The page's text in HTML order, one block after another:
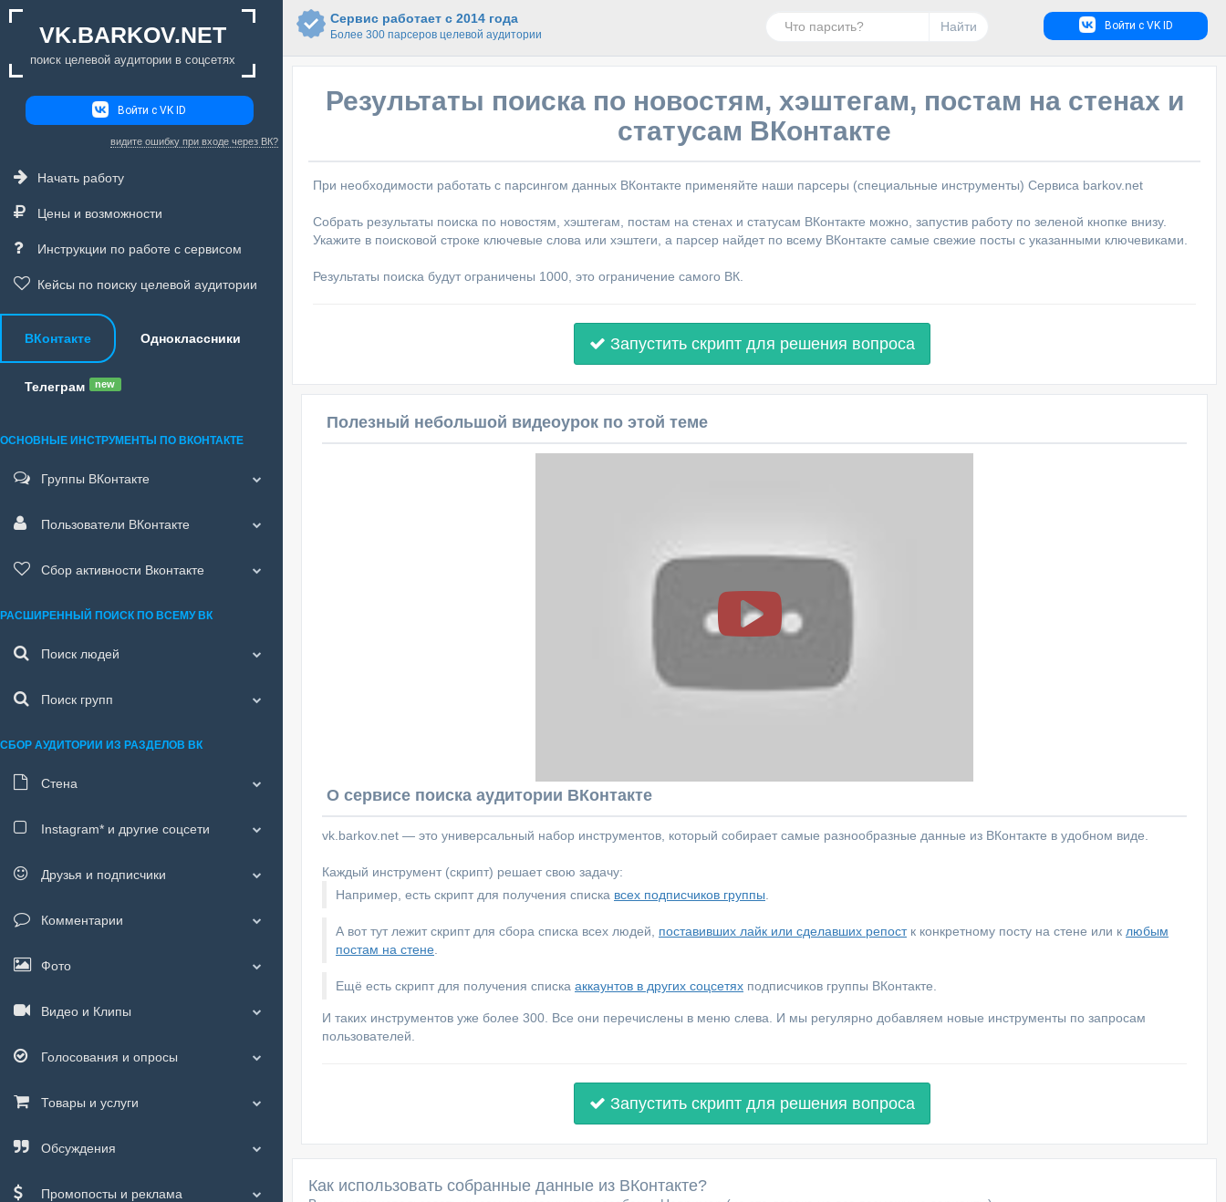
Сервис работает с 2014 года
Более 300 парсеров целевой аудитории
Войти с VK ID
Найти
Результаты поиска по новостям, хэштегам, постам на стенах и
статусам ВКонтакте
При необходимости работать с парсингом данных ВКонтакте применяйте наши парсеры (специальные инструменты) Сервиса barkov.net
Собрать результаты поиска по новостям, хэштегам, постам на стенах и статусам ВКонтакте можно, запустив работу по зеленой кнопке внизу.
Укажите в поисковой строке ключевые слова или хэштеги, а парсер найдет по всему ВКонтакте самые свежие посты с указанными ключевиками.
Результаты поиска будут ограничены 1000, это ограничение самого ВК.
Запустить скрипт для решения вопроса
Полезный небольшой видеоурок по этой теме
О сервисе поиска аудитории ВКонтакте
vk.barkov.net — это универсальный набор инструментов, который собирает самые разнообразные данные из ВКонтакте в удобном виде.
Каждый инструмент (скрипт) решает свою задачу:
Например, есть скрипт для получения списка всех подписчиков группы
А вот тут лежит скрипт для сбора списка всех людей, поставивших лайк или сделавших репостк конкретному посту на стене или к любым
постам на стене
Ещё есть скрипт для получения списка аккаунтов в других соцсетях подписчиков группы ВКонтакте.
И таких инструментов уже более 300. Все они перечислены в меню слева. И мы регулярно добавляем новые инструменты по запросам
пользователей.
Запустить скрипт для решения вопроса
Как использовать собранные данные из ВКонтакте?
VK.BARKOV.NET
поиск целевой аудитории в соцсетях
Войти с VK ID
видите ошибку при входе через ВК?
Начать работу
Цены и возможности
Инструкции по работе с сервисом
Кейсы по поиску целевой аудитории
ВКонтакте Одноклассники
Телеграм new
ОСНОВНЫЕ ИНСТРУМЕНТЫ ПО ВКОНТАКТЕ
Группы ВКонтакте
Пользователи ВКонтакте
Сбор активности Вконтакте
РАСШИРЕННЫЙ ПОИСК ПО ВСЕМУ ВК
Поиск людей
Поиск групп
СБОР АУДИТОРИИ ИЗ РАЗДЕЛОВ ВК
Стена
Instagram* и другие соцсети
Друзья и подписчики
Комментарии
Фото
Видео и Клипы
Голосования и опросы
Товары и услуги
Обсуждения
Промопосты и реклама